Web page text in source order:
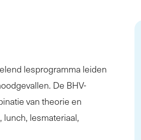
lesprogramma leiden
De BHV-
van theorie en
lunch, lesmateriaal,